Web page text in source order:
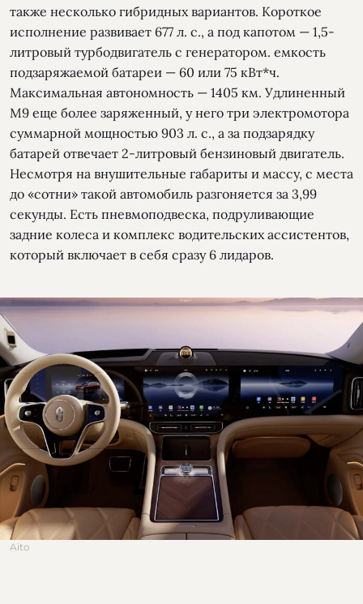
также несколько гибридных вариантов. Короткое
исполнение развивает 677 л. с., а под капотом — 1,5-
литровый турбодвигатель с генератором. емкость
подзаряжаемой батареи — 60 или 75 кВт*ч.
Максимальная автономность — 1405 км. Удлиненный
М9 еще более заряженный, у него три электромотора
суммарной мощностью 903 л. с., а за подзарядку
батарей отвечает 2-литровый бензиновый двигатель.
Несмотря на внушительные габариты и массу, с места
до «сотни» такой автомобиль разгоняется за 3,99
секунды. Есть пневмоподвеска, подруливающие
задние колеса и комплекс водительских ассистентов,
который включает в себя сразу 6 лидаров.
Aito